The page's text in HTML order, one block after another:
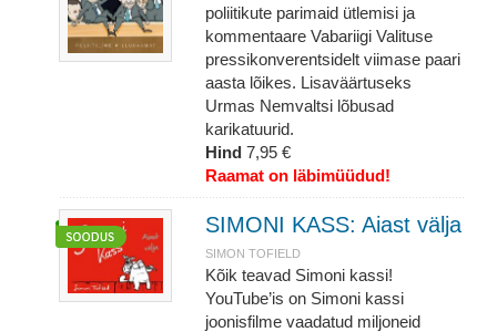
poliitikute parimaid ütlemisi ja
kommentaare Vabariigi Valituse
pressikonverentsidelt viimase paari
aasta lõikes. Lisaväärtuseks
Urmas Nemvaltsi lõbusad
karikatuurid.
Hind 7,95 €
Raamat on läbimüüdud!
SIMONI KASS: Aiast välja
SIMON TOFIELD
Kõik teavad Simoni kassi!
YouTube’is on Simoni kassi
joonisfilme vaadatud miljoneid